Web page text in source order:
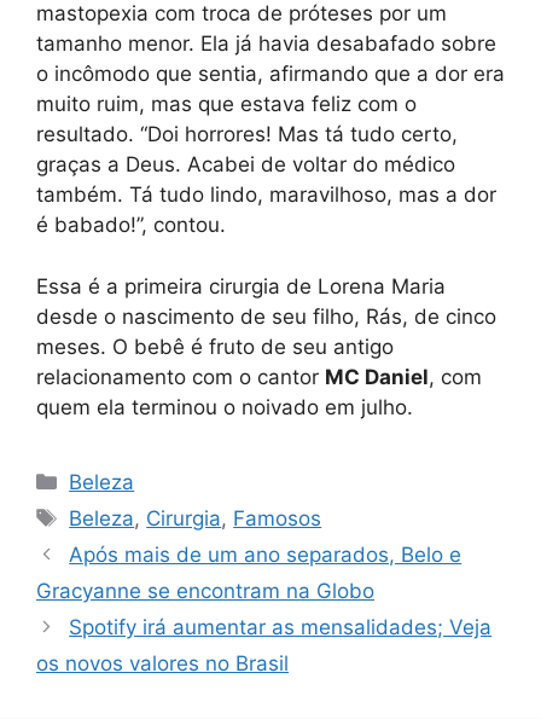
mastopexia com troca de próteses por um
tamanho menor. Ela já havia desabafado sobre
o incômodo que sentia, afirmando que a dor era
muito ruim, mas que estava feliz com o
resultado. “Doi horrores! Mas tá tudo certo,
graças a Deus. Acabei de voltar do médico
também. Tá tudo lindo, maravilhoso, mas a dor
é babado!”, contou.
Essa é a primeira cirurgia de Lorena Maria
desde o nascimento de seu filho, Rás, de cinco
meses. O bebê é fruto de seu antigo
relacionamento com o cantor MC Daniel, com
quem ela terminou o noivado em julho.
Categorias
Beleza
Tags
Beleza, Cirurgia, Famosos
Após mais de um ano separados, Belo e
Gracyanne se encontram na Globo
Spotify irá aumentar as mensalidades; Veja
os novos valores no Brasil